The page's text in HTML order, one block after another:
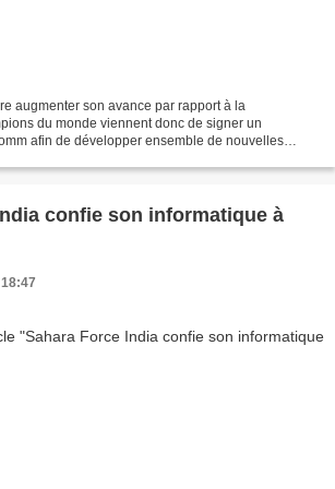
augmenter son avance par rapport à la
du monde viennent donc de signer un
afin de développer ensemble de nouvelles
confie son informatique à